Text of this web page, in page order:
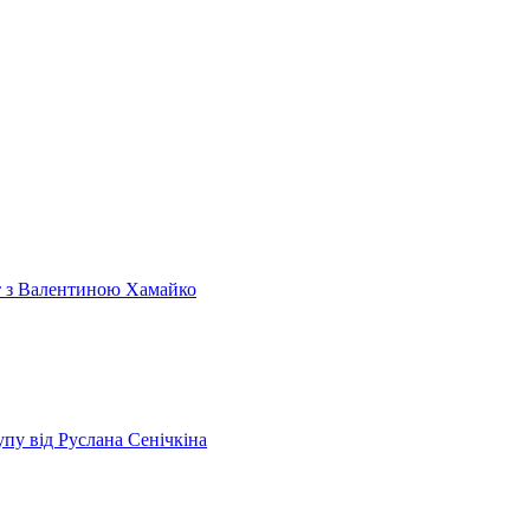
з Валентиною Хамайко
від Руслана Сенічкіна